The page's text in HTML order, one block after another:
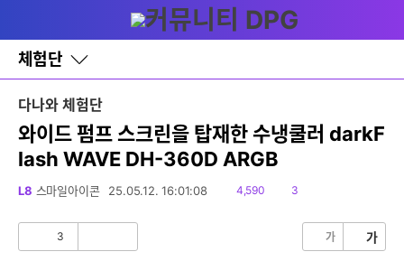
와
홈
체험단
바
로
가
기
레
이
어
토
다나와 체험단
와이드 펌프 스크린을 탑재한 수냉쿨러 darkF
lash WAVE DH-360D ARGB
L8 스마일아이콘 25.05.12. 16:01:08
읽
4,590
댓
3
3 가 가